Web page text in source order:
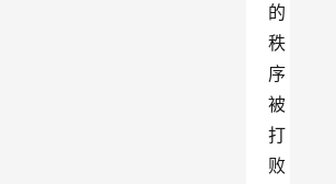
的
秩
序
被
打
败